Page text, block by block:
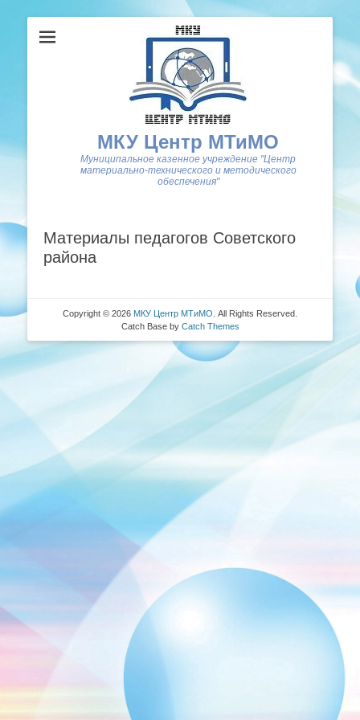
МКУ Центр МТиМО
Муниципальное казенное учреждение "Центр
материально-технического и методического
обеспечения"
Материалы педагогов Советского
района
Copyright © 2026 МКУ Центр МТиМО . All Rights Reserved.
Catch Base by Catch Themes